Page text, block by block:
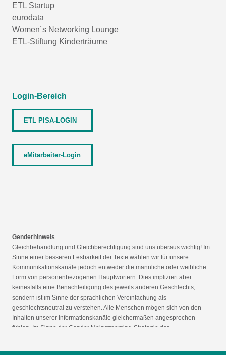
ETL Startup
eurodata
Women´s Networking Lounge
ETL-Stiftung Kinderträume
Login-Bereich
ETL PISA-LOGIN
eMitarbeiter-Login
Genderhinweis
Gleichbehandlung und Gleichberechtigung sind uns überaus wichtig! Im
Sinne einer besseren Lesbarkeit der Texte wählen wir für unsere
Kommunikationskanäle jedoch entweder die männliche oder weibliche
Form von personenbezogenen Hauptwörtern. Dies impliziert aber
keinesfalls eine Benachteiligung des jeweils anderen Geschlechts,
sondern ist im Sinne der sprachlichen Vereinfachung als
geschlechtsneutral zu verstehen. Alle Menschen mögen sich von den
Inhalten unserer Informationskanäle gleichermaßen angesprochen
fühlen. Im Sinne der Gender Mainstreaming-Strategie der